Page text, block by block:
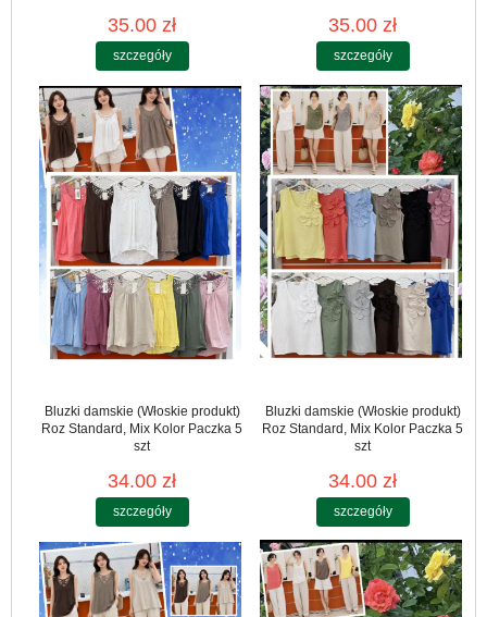
35.00 zł
szczegóły
35.00 zł
szczegóły
Bluzki damskie (Włoskie produkt)
Roz Standard, Mix Kolor Paczka 5
szt
34.00 zł
szczegóły
Bluzki damskie (Włoskie produkt)
Roz Standard, Mix Kolor Paczka 5
szt
34.00 zł
szczegóły